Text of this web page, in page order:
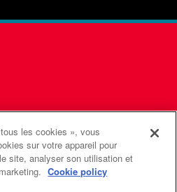
est une agence de l'Église
Unie
Méthodistes Unies. Tous droits
les cookies », vous
sur votre appareil pour
site, analyser son utilisation et
Cookie policy